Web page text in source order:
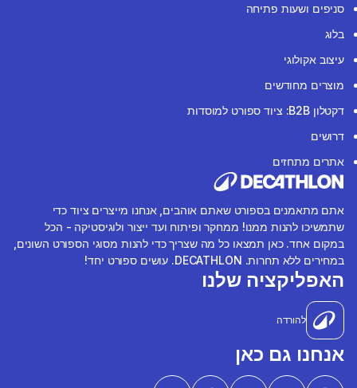
סניפים ושעות פתיחה
בלוג
עיצוב אקולוגי
מוצרים מחודשים
דקטלון B2B: ציוד ספורט למוסדות
דרושים
אתרים מתחזים
אתם מתאמנים בספורט שאתם אוהבים, אנחנו מייצרים ציוד כדי
שתמשיכו להנות ממנו! ממחקר ופיתוח ועד ייצור ולוגיסטיקה - הכל
במקום אחד. כאן תמצאו כל מה שצריך כדי להנות מסוגי הספורט השונים,
במחירים ללא תחרות. DECATHLON. עושים ספורט יחד!
האפליקציה שלנו
להורדה
אנחנו גם כאן